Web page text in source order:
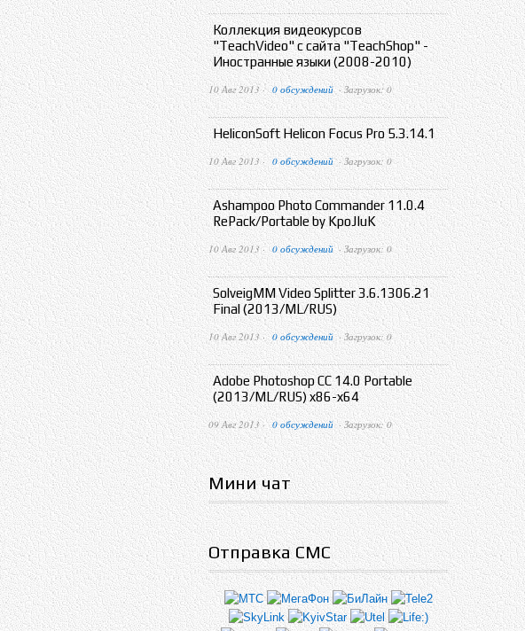
Коллекция видеокурсов
"TeachVideo" с сайта "TeachShop" -
Иностранные языки (2008-2010)
10 Авг 2013 · 0 обсуждений · Загрузок: 0
HeliconSoft Helicon Focus Pro 5.3.14.1
10 Авг 2013 · 0 обсуждений · Загрузок: 0
Ashampoo Photo Commander 11.0.4
RePack/Portable by KpoJIuK
10 Авг 2013 · 0 обсуждений · Загрузок: 0
SolveigMM Video Splitter 3.6.1306.21
Final (2013/ML/RUS)
10 Авг 2013 · 0 обсуждений · Загрузок: 0
Adobe Photoshop CC 14.0 Portable
(2013/ML/RUS) x86-x64
09 Авг 2013 · 0 обсуждений · Загрузок: 0
Мини чат
Отправка СМС